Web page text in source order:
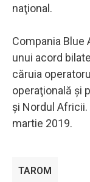
naţional.
Compania Blue
unui acord
căruia
operaţională şi
şi Nordul
martie 2019.
TAROM